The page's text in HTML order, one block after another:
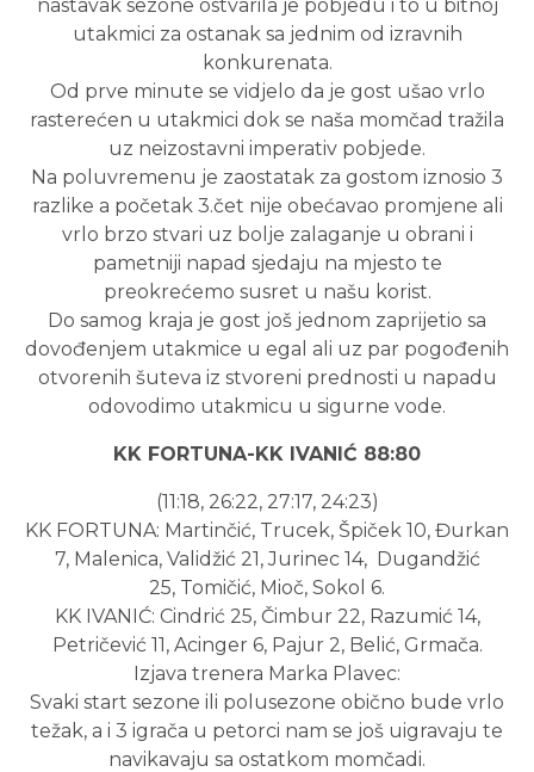
nastavak sezone ostvarila je pobjedu i to u bitnoj
utakmici za ostanak sa jednim od izravnih
konkurenata.
Od prve minute se vidjelo da je gost ušao vrlo
rasterećen u utakmici dok se naša momčad tražila
uz neizostavni imperativ pobjede.
Na poluvremenu je zaostatak za gostom iznosio 3
razlike a početak 3.čet nije obećavao promjene ali
vrlo brzo stvari uz bolje zalaganje u obrani i
pametniji napad sjedaju na mjesto te
preokrećemo susret u našu korist.
Do samog kraja je gost još jednom zaprijetio sa
dovođenjem utakmice u egal ali uz par pogođenih
otvorenih šuteva iz stvoreni prednosti u napadu
odovodimo utakmicu u sigurne vode.
KK FORTUNA-KK IVANIĆ 88:80
(11:18, 26:22, 27:17, 24:23)
KK FORTUNA: Martinčić, Trucek, Špiček 10, Đurkan
7, Malenica, Validžić 21, Jurinec 14, Dugandžić
25, Tomičić, Mioč, Sokol 6.
KK IVANIĆ: Cindrić 25, Čimbur 22, Razumić 14,
Petričević 11, Acinger 6, Pajur 2, Belić, Grmača.
Izjava trenera Marka Plavec:
Svaki start sezone ili polusezone obično bude vrlo
težak, a i 3 igrača u petorci nam se još uigravaju te
navikavaju sa ostatkom momčadi.